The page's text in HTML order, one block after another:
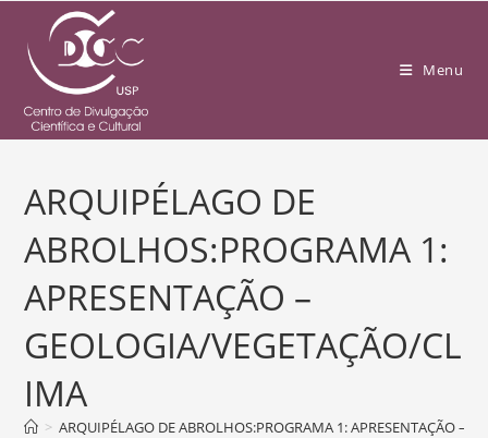
Menu
ARQUIPÉLAGO DE
ABROLHOS:PROGRAMA 1:
APRESENTAÇÃO –
GEOLOGIA/VEGETAÇÃO/CL
IMA
> ARQUIPÉLAGO DE ABROLHOS:PROGRAMA 1: APRESENTAÇÃO –